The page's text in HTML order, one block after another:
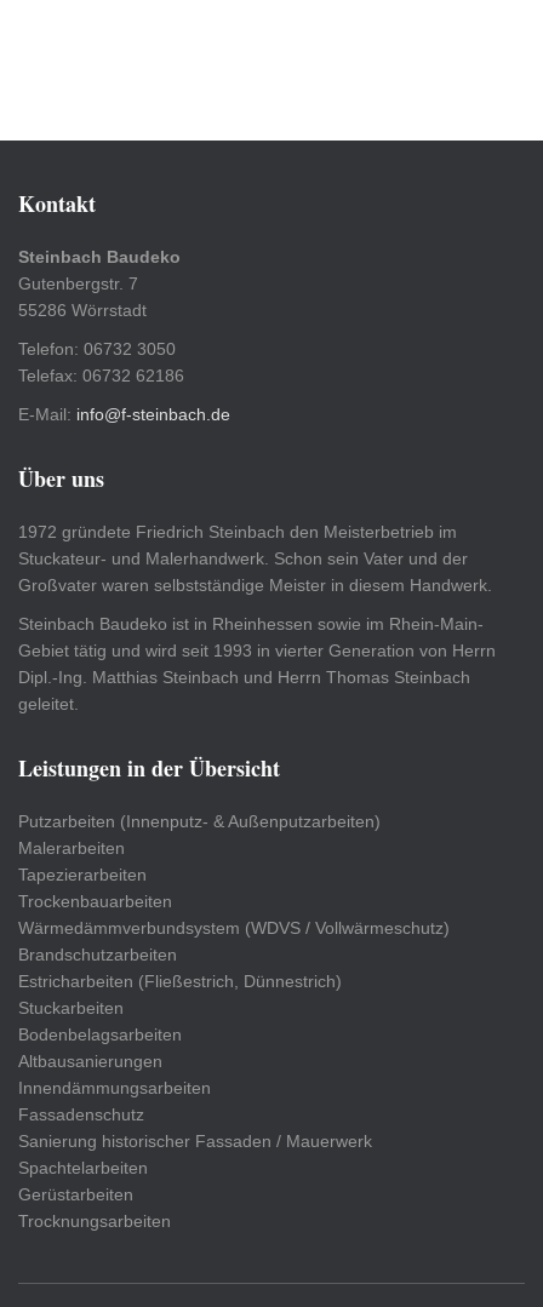
Kontakt
Steinbach Baudeko
Gutenbergstr. 7
55286 Wörrstadt
Telefon: 06732 3050
Telefax: 06732 62186
E-Mail: info@f-steinbach.de
Über uns
1972 gründete Friedrich Steinbach den Meisterbetrieb im
Stuckateur- und Malerhandwerk. Schon sein Vater und der
Großvater waren selbstständige Meister in diesem Handwerk.
Steinbach Baudeko ist in Rheinhessen sowie im Rhein-Main-
Gebiet tätig und wird seit 1993 in vierter Generation von Herrn
Dipl.-Ing. Matthias Steinbach und Herrn Thomas Steinbach
geleitet.
Leistungen in der Übersicht
Putzarbeiten (Innenputz- & Außenputzarbeiten)
Malerarbeiten
Tapezierarbeiten
Trockenbauarbeiten
Wärmedämmverbundsystem (WDVS / Vollwärmeschutz)
Brandschutzarbeiten
Estricharbeiten (Fließestrich, Dünnestrich)
Stuckarbeiten
Bodenbelagsarbeiten
Altbausanierungen
Innendämmungsarbeiten
Fassadenschutz
Sanierung historischer Fassaden / Mauerwerk
Spachtelarbeiten
Gerüstarbeiten
Trocknungsarbeiten